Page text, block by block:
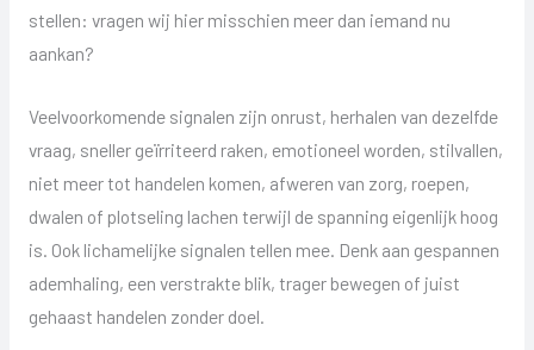
stellen: vragen wij hier misschien meer dan iemand nu
aankan?
Veelvoorkomende signalen zijn onrust, herhalen van dezelfde
vraag, sneller geïrriteerd raken, emotioneel worden, stilvallen,
niet meer tot handelen komen, afweren van zorg, roepen,
dwalen of plotseling lachen terwijl de spanning eigenlijk hoog
is. Ook lichamelijke signalen tellen mee. Denk aan gespannen
ademhaling, een verstrakte blik, trager bewegen of juist
gehaast handelen zonder doel.